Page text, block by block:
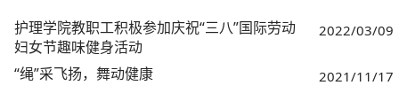
护理学院教职工积极参加庆祝“三八”国际劳动
妇女节趣味健身活动
2022/03/09
“绳”采飞扬，舞动健康 2021/11/17